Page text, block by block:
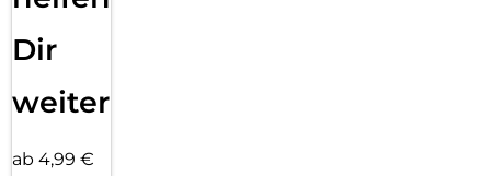
Dir
weiter
ab 4,99 €